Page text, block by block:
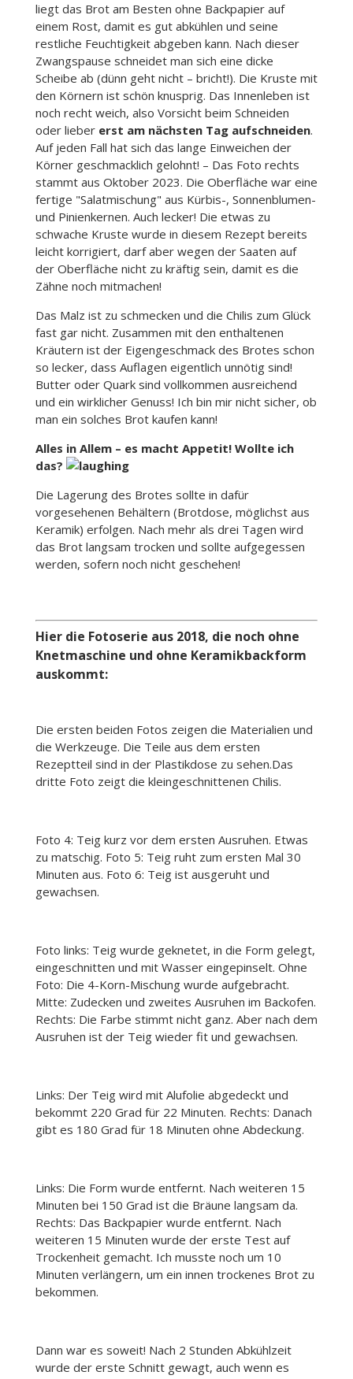
liegt das Brot am Besten ohne Backpapier auf
einem Rost, damit es gut abkühlen und seine
restliche Feuchtigkeit abgeben kann. Nach dieser
Zwangspause schneidet man sich eine dicke
Scheibe ab (dünn geht nicht – bricht!). Die Kruste mit
den Körnern ist schön knusprig. Das Innenleben ist
noch recht weich, also Vorsicht beim Schneiden
oder lieber erst am nächsten Tag aufschneiden.
Auf jeden Fall hat sich das lange Einweichen der
Körner geschmacklich gelohnt! – Das Foto rechts
stammt aus Oktober 2023. Die Oberfläche war eine
fertige "Salatmischung" aus Kürbis-, Sonnenblumen-
und Pinienkernen. Auch lecker! Die etwas zu
schwache Kruste wurde in diesem Rezept bereits
leicht korrigiert, darf aber wegen der Saaten auf
der Oberfläche nicht zu kräftig sein, damit es die
Zähne noch mitmachen!
Das Malz ist zu schmecken und die Chilis zum Glück
fast gar nicht. Zusammen mit den enthaltenen
Kräutern ist der Eigengeschmack des Brotes schon
so lecker, dass Auflagen eigentlich unnötig sind!
Butter oder Quark sind vollkommen ausreichend
und ein wirklicher Genuss! Ich bin mir nicht sicher, ob
man ein solches Brot kaufen kann!
Alles in Allem – es macht Appetit! Wollte ich
das?
Die Lagerung des Brotes sollte in dafür
vorgesehenen Behältern (Brotdose, möglichst aus
Keramik) erfolgen. Nach mehr als drei Tagen wird
das Brot langsam trocken und sollte aufgegessen
werden, sofern noch nicht geschehen!
Hier die Fotoserie aus 2018, die noch ohne
Knetmaschine und ohne Keramikbackform
auskommt:
Die ersten beiden Fotos zeigen die Materialien und
die Werkzeuge. Die Teile aus dem ersten
Rezeptteil sind in der Plastikdose zu sehen.Das
dritte Foto zeigt die kleingeschnittenen Chilis.
Foto 4: Teig kurz vor dem ersten Ausruhen. Etwas
zu matschig. Foto 5: Teig ruht zum ersten Mal 30
Minuten aus. Foto 6: Teig ist ausgeruht und
gewachsen.
Foto links: Teig wurde geknetet, in die Form gelegt,
eingeschnitten und mit Wasser eingepinselt. Ohne
Foto: Die 4-Korn-Mischung wurde aufgebracht.
Mitte: Zudecken und zweites Ausruhen im Backofen.
Rechts: Die Farbe stimmt nicht ganz. Aber nach dem
Ausruhen ist der Teig wieder fit und gewachsen.
Links: Der Teig wird mit Alufolie abgedeckt und
bekommt 220 Grad für 22 Minuten. Rechts: Danach
gibt es 180 Grad für 18 Minuten ohne Abdeckung.
Links: Die Form wurde entfernt. Nach weiteren 15
Minuten bei 150 Grad ist die Bräune langsam da.
Rechts: Das Backpapier wurde entfernt. Nach
weiteren 15 Minuten wurde der erste Test auf
Trockenheit gemacht. Ich musste noch um 10
Minuten verlängern, um ein innen trockenes Brot zu
bekommen.
Dann war es soweit! Nach 2 Stunden Abkühlzeit
wurde der erste Schnitt gewagt, auch wenn es